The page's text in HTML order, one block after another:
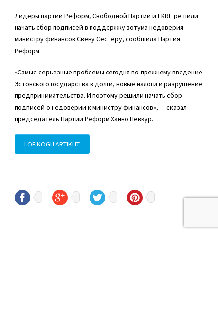
Лидеры партии Реформ, Свободной Партии и EKRE решили
начать сбор подписей в поддержку вотума недоверия
министру финансов Свену Сестеру, сообщила Партия
Реформ.
«Самые серьезные проблемы сегодня по-прежнему введение
Эстонского государства в долги, новые налоги и разрушение
предпринимательства. И поэтому решили начать сбор
подписей о недоверии к министру финансов», — сказал
председатель Партии Реформ Ханно Певкур.
LOE KOGU ARTIKLIT